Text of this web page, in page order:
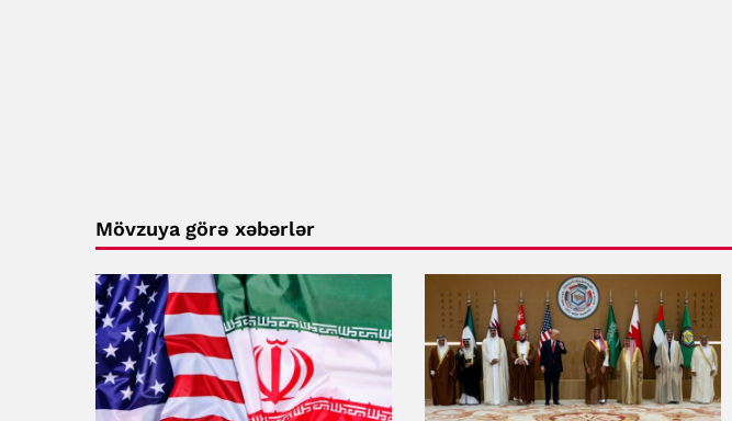
Mövzuya görə xəbərlər